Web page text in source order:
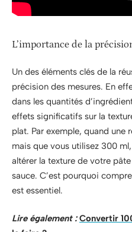
L’importance de la
Un des éléments clés de la
précision des mesures. En
dans les quantités
effets significatifs sur la
plat. Par exemple, quand
mais que vous utilisez 300
altérer la texture de votre
sauce. C’est pourquoi
est essentiel.
Lire également : Convertir